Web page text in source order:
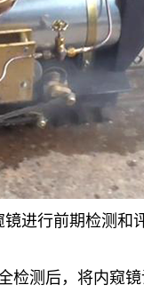
进行前期检测和
检测后，将内窥